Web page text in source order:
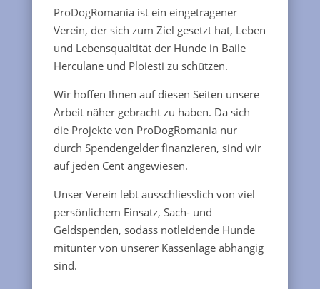
ProDogRomania ist ein eingetragener
Verein, der sich zum Ziel gesetzt hat, Leben
und Lebensqualtität der Hunde in Baile
Herculane und Ploiesti zu schützen.
Wir hoffen Ihnen auf diesen Seiten unsere
Arbeit näher gebracht zu haben. Da sich
die Projekte von ProDogRomania nur
durch Spendengelder finanzieren, sind wir
auf jeden Cent angewiesen.
Unser Verein lebt ausschliesslich von viel
persönlichem Einsatz, Sach- und
Geldspenden, sodass notleidende Hunde
mitunter von unserer Kassenlage abhängig
sind.